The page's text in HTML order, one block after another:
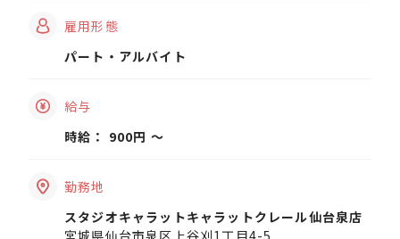
雇用形態
パート・アルバイト
給与
時給： 900円 〜
勤務地
スタジオキャラットキャラットクレール仙台泉店